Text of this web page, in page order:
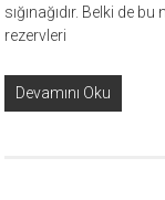
sığınağıdır. Belki de
rezervleri
Devamını Oku